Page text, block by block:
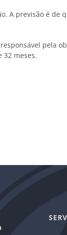
A previsão é de
pela
32 meses.